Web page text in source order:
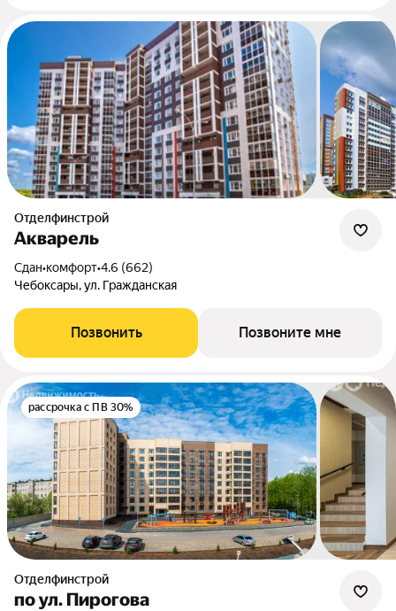
Отделфинстрой
Акварель
Сдан•комфорт•4.6 (662)
Чебоксары, ул. Гражданская
Позвонить Позвоните мне
рассрочка с ПВ 30%
Отделфинстрой
по ул. Пирогова